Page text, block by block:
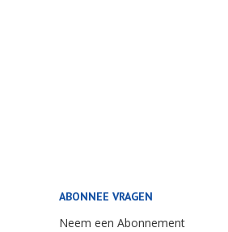
ABONNEE VRAGEN
Neem een Abonnement